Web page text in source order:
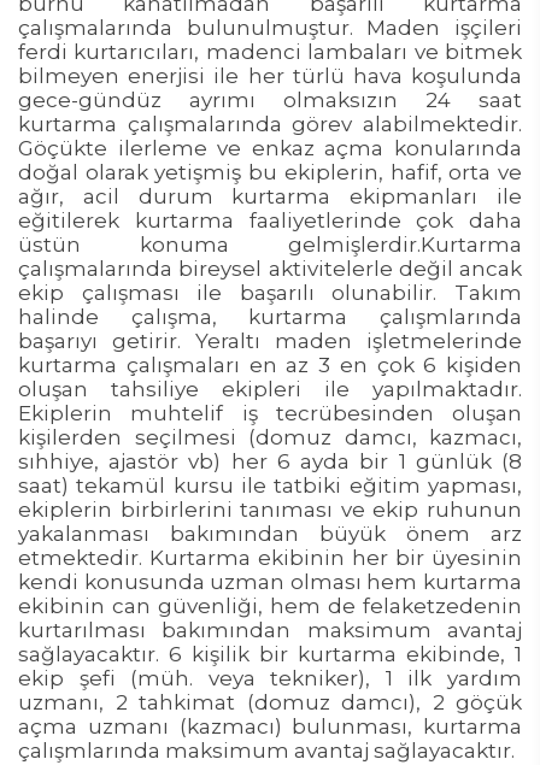
çalışmalarında bulunulmuştur. Maden işçileri
ferdi kurtarıcıları, madenci lambaları ve bitmek
bilmeyen enerjisi ile her türlü hava koşulunda
gece-gündüz ayrımı olmaksızın 24 saat
kurtarma çalışmalarında görev alabilmektedir.
Göçükte ilerleme ve enkaz açma konularında
doğal olarak yetişmiş bu ekiplerin, hafif, orta ve
ağır, acil durum kurtarma ekipmanları ile
eğitilerek kurtarma faaliyetlerinde çok daha
üstün konuma gelmişlerdir.Kurtarma
çalışmalarında bireysel aktivitelerle değil ancak
ekip çalışması ile başarılı olunabilir. Takım
halinde çalışma, kurtarma çalışmlarında
başarıyı getirir. Yeraltı maden işletmelerinde
kurtarma çalışmaları en az 3 en çok 6 kişiden
oluşan tahsiliye ekipleri ile yapılmaktadır.
Ekiplerin muhtelif iş tecrübesinden oluşan
kişilerden seçilmesi (domuz damcı, kazmacı,
sıhhiye, ajastör vb) her 6 ayda bir 1 günlük (8
saat) tekamül kursu ile tatbiki eğitim yapması,
ekiplerin birbirlerini tanıması ve ekip ruhunun
yakalanması bakımından büyük önem arz
etmektedir. Kurtarma ekibinin her bir üyesinin
kendi konusunda uzman olması hem kurtarma
ekibinin can güvenliği, hem de felaketzedenin
kurtarılması bakımından maksimum avantaj
sağlayacaktır. 6 kişilik bir kurtarma ekibinde, 1
ekip şefi (müh. veya tekniker), 1 ilk yardım
uzmanı, 2 tahkimat (domuz damcı), 2 göçük
açma uzmanı (kazmacı) bulunması, kurtarma
çalışmlarında maksimum avantaj sağlayacaktır.